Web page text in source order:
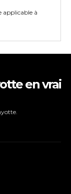
applicable à
en vrai